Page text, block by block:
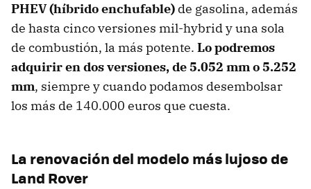
PHEV (híbrido enchufable) de gasolina, además
de hasta cinco versiones mil-hybrid y una sola
de combustión, la más potente. Lo podremos
adquirir en dos versiones, de 5.052 mm o 5.252
mm, siempre y cuando podamos desembolsar
los más de 140.000 euros que cuesta.
La renovación del modelo más lujoso de
Land Rover